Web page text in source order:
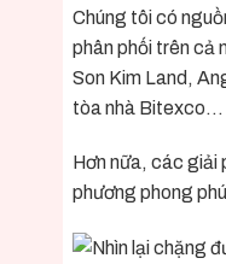
Chúng tôi có
phân phối trên cả
Son Kim Land,
tòa nhà Bitexco…
Hơn nữa, các giải
phương phong